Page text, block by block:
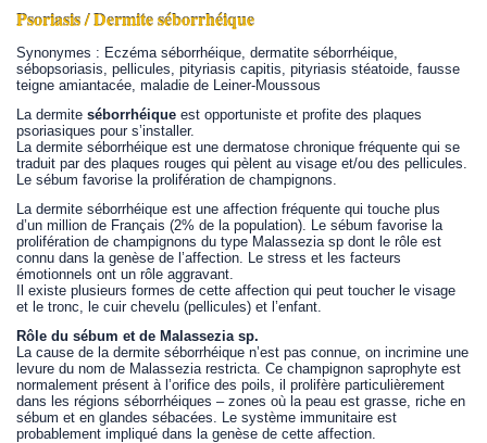
Psoriasis / Dermite séborrhéique
Synonymes : Eczéma séborrhéique, dermatite séborrhéique,
sébopsoriasis, pellicules, pityriasis capitis, pityriasis stéatoide, fausse
teigne amiantacée, maladie de Leiner-Moussous
La dermiteséborrhéique est opportuniste et profite des plaques
psoriasiques pour s’installer.
La dermite séborrhéique est une dermatose chronique fréquente qui se
traduit par des plaques rouges qui pèlent au visage et/ou des pellicules.
Le sébum favorise la prolifération de champignons.
La dermite séborrhéique est une affection fréquente qui touche plus
d’un million de Français (2% de la population). Le sébum favorise la
prolifération de champignons du type Malassezia sp dont le rôle est
connu dans la genèse de l’affection. Le stress et les facteurs
émotionnels ont un rôle aggravant.
Il existe plusieurs formes de cette affection qui peut toucher le visage
et le tronc, le cuir chevelu (pellicules) et l’enfant.
Rôle du sébum et de Malassezia sp.
La cause de la dermite séborrhéique n’est pas connue, on incrimine une
levure du nom de Malassezia restricta. Ce champignon saprophyte est
normalement présent à l’orifice des poils, il prolifère particulièrement
dans les régions séborrhéiques – zones où la peau est grasse, riche en
sébum et en glandes sébacées. Le système immunitaire est
probablement impliqué dans la genèse de cette affection.